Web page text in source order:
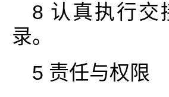
8 认真执行交
录。
5 责任与权限